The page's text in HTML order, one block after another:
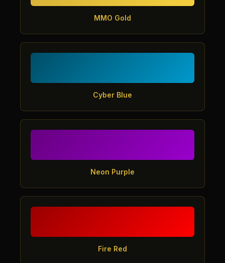
MMO Gold
Cyber Blue
Neon Purple
Fire Red